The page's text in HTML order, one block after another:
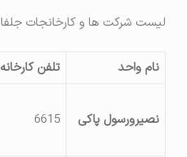
لیست شرکت ها و کارخانجات جلفا
نام واحد تلفن کارخانه
نصیرورسول پاکی 6615